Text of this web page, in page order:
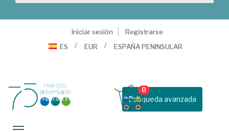
Iniciar sesión
Registrarse
ES
EUR ESPAÑA PENINSULAR
Busqueda avanzada
0
Toggle navigation